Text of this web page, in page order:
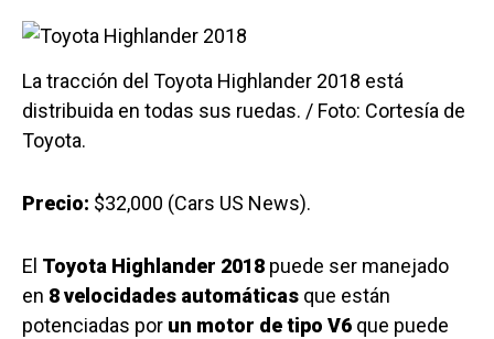
La tracción del Toyota Highlander 2018 está
distribuida en todas sus ruedas. / Foto: Cortesía de
Toyota.
Precio: $32,000 (Cars US News).
El Toyota Highlander 2018 puede ser manejado
en 8 velocidades automáticas que están
potenciadas por un motor de tipo V6 que puede